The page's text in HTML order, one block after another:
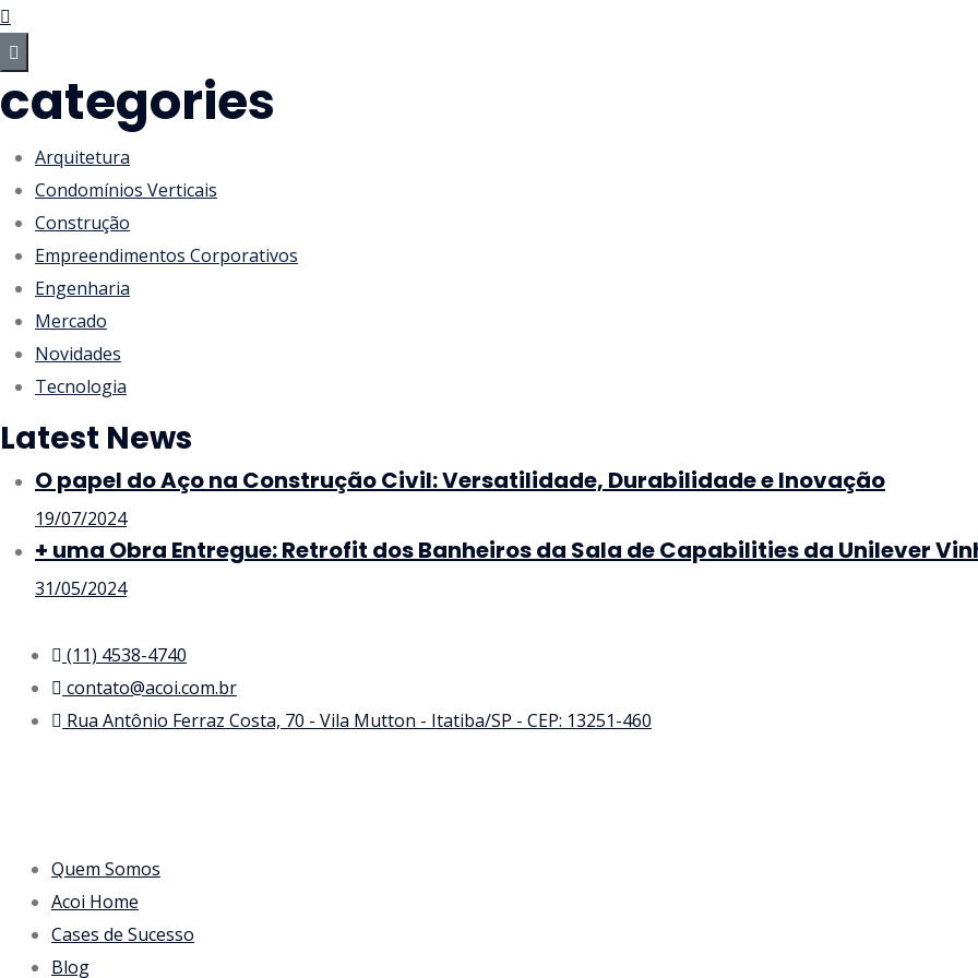
categories
Arquitetura
Condomínios Verticais
Construção
Empreendimentos Corporativos
Engenharia
Mercado
Novidades
Tecnologia
Latest News
O papel do Aço na Construção Civil: Versatilidade, Durabilidade e Inovação
19/07/2024
+ uma Obra Entregue: Retrofit dos Banheiros da Sala de Capabilities da Unilever
31/05/2024
(11) 4538-4740
contato@acoi.com.br
Rua Antônio Ferraz Costa, 70 - Vila Mutton - Itatiba/SP - CEP: 13251-460
Quem Somos
Acoi Home
Cases de Sucesso
Blog